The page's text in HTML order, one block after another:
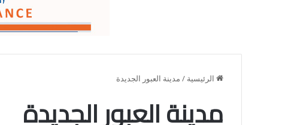
الرئيسية / مدينة العبور الجديدة
مدينة العبور الجديدة